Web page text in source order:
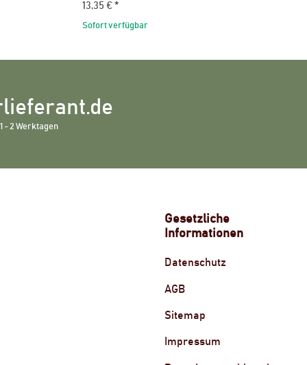
13,35 € *
Sofort verfügbar
- 2 Werktagen
Gesetzliche
Informationen
Datenschutz
AGB
Sitemap
Impressum